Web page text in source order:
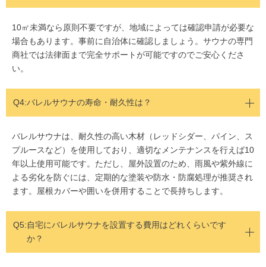
10㎡未満なら原則不要ですが、地域によっては確認申請が必要な
場合もあります。事前に自治体に確認しましょう。サウナの専門
商社では法律面まで完全サポートが可能ですのでご安心くださ
い。
Q4:バレルサウナの寿命・耐久性は？
バレルサウナは、耐久性の高い木材（レッドシダー、パイン、ス
プルースなど）を使用しており、適切なメンテナンスを行えば10
年以上使用可能です。ただし、屋外設置のため、雨風や紫外線に
よる劣化を防ぐには、定期的な塗装や防水・防腐処理が推奨され
ます。屋根カバーや囲いを併用することで長持ちします。
Q5:自宅にバレルサウナを設置する費用はどれくらいです
か？